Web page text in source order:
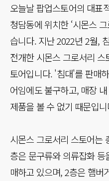
오늘날 팝업스토어의 대표
청담동에 위치한 ‘시몬스
습니다. 지난 2022년 2월,
전개한 시몬스 그로서리
토어입니다. '침대'를 판매
어임에도 불구하고, 매장
제품을 볼 수 없기 때문입
시몬스 그로서리 스토어는
층은 문구류와 의류잡화
매하고 있으며, 2층은 햄버